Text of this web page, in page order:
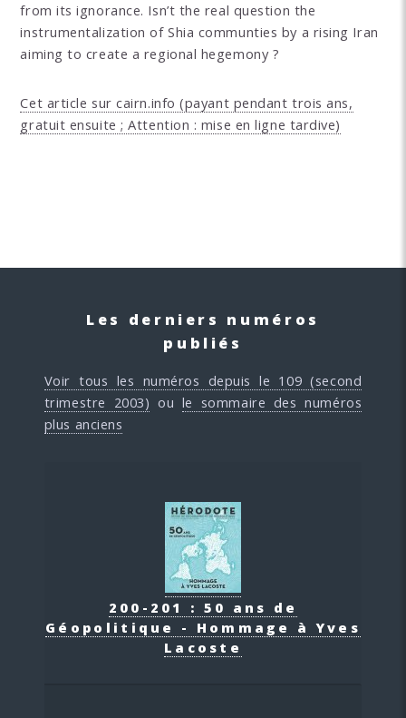
from its ignorance. Isn’t the real question the
instrumentalization of Shia communties by a rising Iran
aiming to create a regional hegemony ?
Cet article sur cairn.info (payant pendant trois ans,
gratuit ensuite ; Attention : mise en ligne tardive)
Les derniers numéros
publiés
Voir tous les numéros depuis le 109 (second
trimestre 2003) ou le sommaire des numéros
plus anciens
200-201 : 50 ans de
Géopolitique - Hommage à Yves
Lacoste